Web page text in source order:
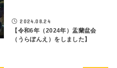
2024.08.24
【令和6年（2024年）盂蘭盆会
（うらぼんえ）をしました】